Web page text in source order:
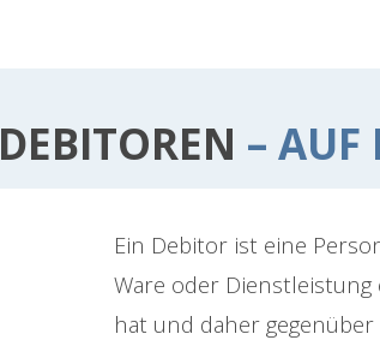
DEBITOREN – AUF
Ein Debitor ist eine
Ware oder
hat und daher gegenüber